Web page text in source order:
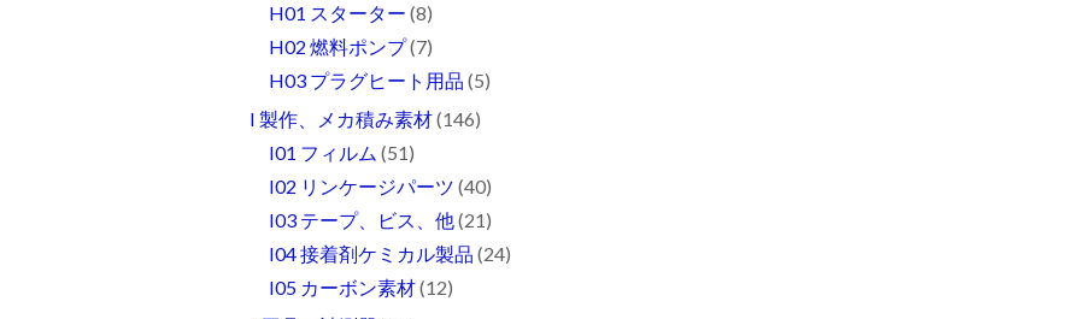
H01 スターター (8)
H02 燃料ポンプ(7)
H03 プラグヒート用品 (5)
I 製作、メカ積み素材(146)
I01 フィルム (51)
I02 リンケージパーツ (40)
I03 テープ、ビス、他(21)
I04 接着剤ケミカル製品 (24)
I05 カーボン素材(12)